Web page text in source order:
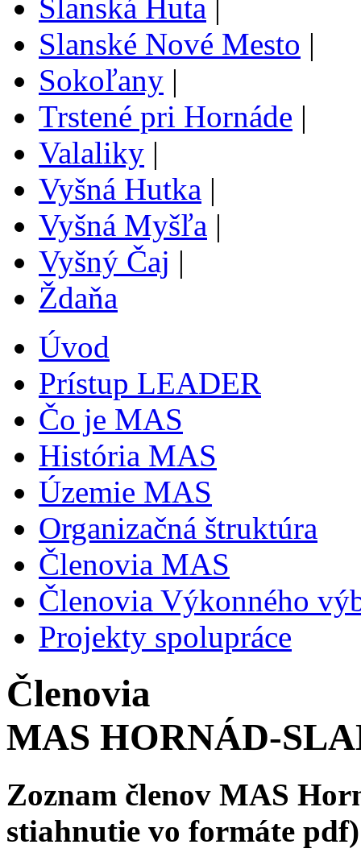
Slanská Huta |
Slanské Nové Mesto |
Sokoľany |
Trstené pri Hornáde |
Valaliky |
Vyšná Hutka |
Vyšná Myšľa |
Vyšný Čaj |
Ždaňa
Úvod
Prístup LEADER
Čo je MAS
História MAS
Územie MAS
Organizačná štruktúra
Členovia MAS
Členovia Výkonného
Projekty spolupráce
Členovia
MAS HORNÁD-
Zoznam členov MAS
stiahnutie vo formáte pdf)